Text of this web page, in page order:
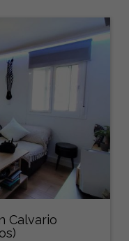
Calvario